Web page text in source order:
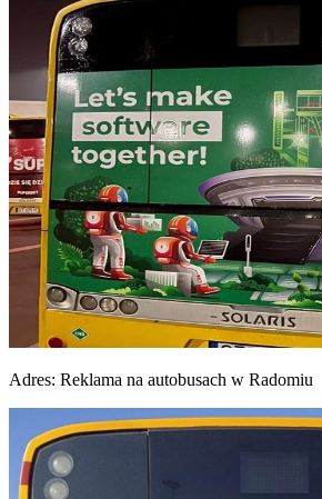
Adres: Reklama na autobusach w Radomiu